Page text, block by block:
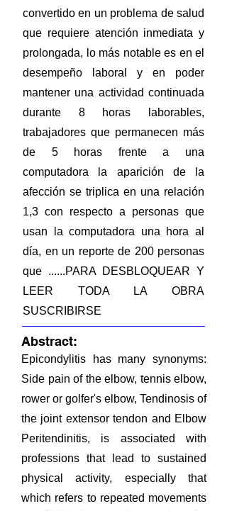
convertido en un problema de salud
que requiere atención inmediata y
prolongada, lo más notable es en el
desempeño laboral y en poder
mantener una actividad continuada
durante 8 horas laborables,
trabajadores que permanecen más
de 5 horas frente a una
computadora la aparición de la
afección se triplica en una relación
1,3 con respecto a personas que
usan la computadora una hora al
día, en un reporte de 200 personas
que ......PARA DESBLOQUEAR Y
LEER TODA LA OBRA
SUSCRIBIRSE
Epicondylitis has many synonyms:
Side pain of the elbow, tennis elbow,
rower or golfer's elbow, Tendinosis of
the joint extensor tendon and Elbow
Peritendinitis, is associated with
professions that lead to sustained
physical activity, especially that
which refers to repeated movements
Abstract: